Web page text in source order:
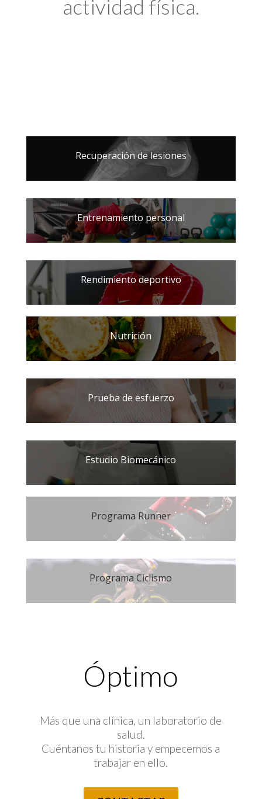
actividad física.
Recuperación de lesiones
Entrenamiento personal
Rendimiento deportivo
Nutrición
Prueba de esfuerzo
Estudio Biomecánico
Programa Runner
Programa Ciclismo
Óptimo
Más que una clínica, un laboratorio de
salud.
Cuéntanos tu historia y empecemos a
trabajar en ello.